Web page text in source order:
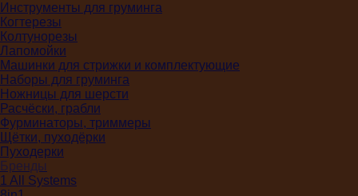
Инструменты для груминга
Когтерезы
Колтунорезы
Лапомойки
Машинки для стрижки и комплектующие
Наборы для груминга
Ножницы для шерсти
Расчёски, грабли
Фурминаторы, триммеры
Щётки, пуходёрки
Пуходерки
Бренды
1 All Systems